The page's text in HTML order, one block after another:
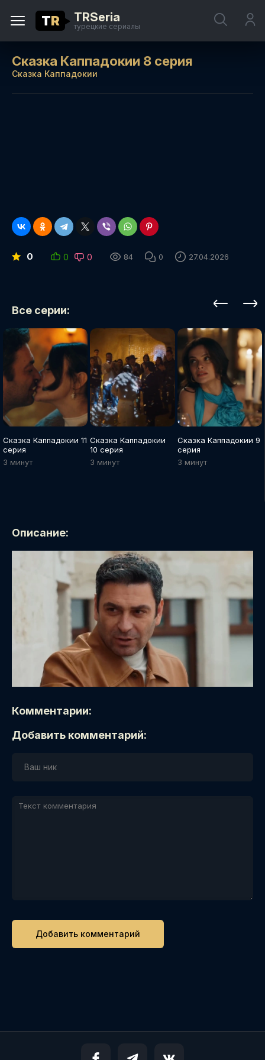
TR TRSeria
турецкие сериалы
Сказка Каппадокии 8 серия
Сказка Каппадокии
0 0 0 84 0 27.04.2026
Все серии:
Сказка Каппадокии 11
серия
3 минут
Сказка Каппадокии
10 серия
3 минут
Сказка Каппадокии 9
серия
3 минут
Описание:
Комментарии:
Добавить комментарий: